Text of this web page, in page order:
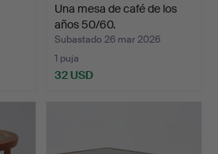
Una mesa de café de los
años 50/60.
Subastado 26 mar 2026
1 puja
32 USD